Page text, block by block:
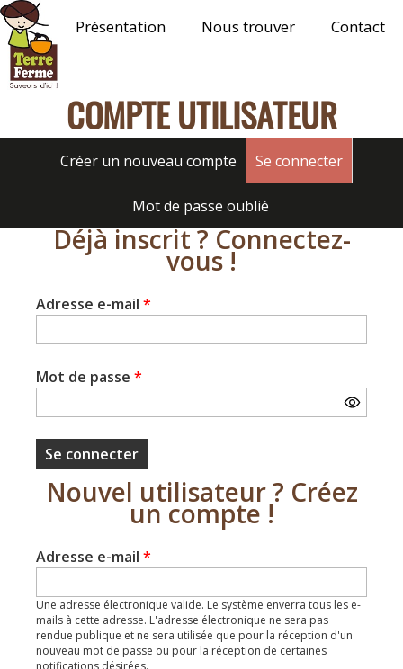
Terre
Présentation Nous trouver Contact
COMPTE UTILISATEUR
Onglets
principaux
Créer un nouveau compte Se connecter(onglet
Mot de passe oublié
Déjà inscrit ? Connectez-
vous !
Adresse e-mail *
Mot de passe *
Nouvel utilisateur ? Créez
un compte !
Adresse e-mail *
Une adresse électronique valide. Le système enverra tous les e-
mails à cette adresse. L'adresse électronique ne sera pas
rendue publique et ne sera utilisée que pour la réception d'un
nouveau mot de passe ou pour la réception de certaines
notifications désirées.